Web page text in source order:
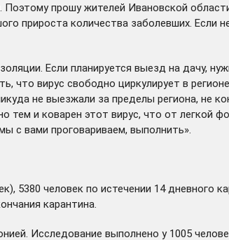
прошу жителей Ивановской
прироста количества заболевших. Если
Если планируется выезд на дачу,
вирус свободно циркулирует в
не выезжали за пределы региона, не
тем и коварен этот вирус, что от легкой
с вами проговариваем, выполнить».
5380 человек по истечении 14 дневного
карантина.
Исследование выполнено у 1005